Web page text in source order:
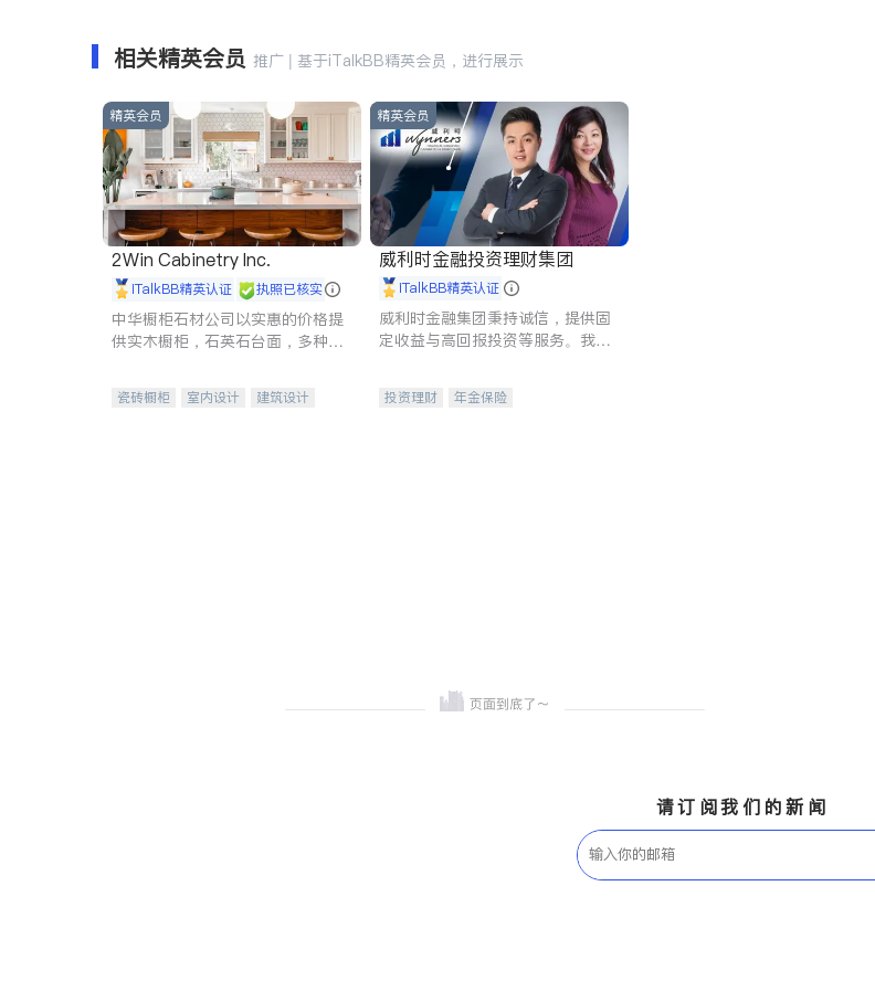
相关精英会员 推广 | 基于iTalkBB精英会员，进行展示
精英会员
2Win Cabinetry Inc.
iTalkBB精英认证 执照已核实
中华橱柜石材公司以实惠的价格提
供实木橱柜，石英石台面，多种优
机。品质厨房，家的选择。
瓷砖橱柜 室内设计
建筑设计
精英会员
威利时金融投资理财集团
iTalkBB精英认证
威利时金融集团秉持诚信，提供固
定收益与高回报投资等服务。我们
元化组合，助力客户实现目标
投资理财
年金保险
请订阅我们的新闻